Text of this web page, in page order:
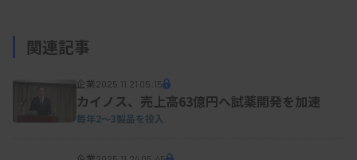
関連記事
企業2025.11.21 05:15
カイノス、売上高63億円へ試薬開発を加速
毎年2〜3製品を投入